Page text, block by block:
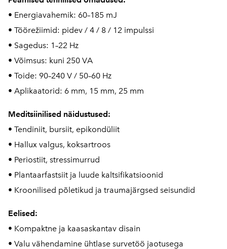
• Energiavahemik: 60–185 mJ
• Töörežiimid: pidev / 4 / 8 / 12 impulssi
• Sagedus: 1–22 Hz
• Võimsus: kuni 250 VA
• Toide: 90–240 V / 50–60 Hz
• Aplikaatorid: 6 mm, 15 mm, 25 mm
Meditsiinilised näidustused:
• Tendiniit, bursiit, epikondüliit
• Hallux valgus, koksartroos
• Periostiit, stressimurrud
• Plantaarfastsiit ja luude kaltsifikatsioonid
• Kroonilised põletikud ja traumajärgsed seisundid
Eelised:
• Kompaktne ja kaasaskantav disain
• Valu vähendamine ühtlase survetöö jaotusega